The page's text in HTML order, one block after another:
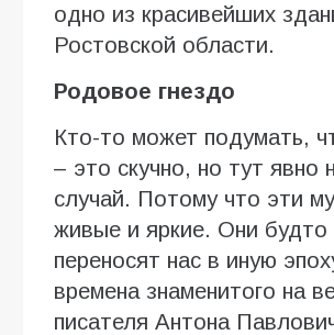
одно из красивейших
Ростовской области.
Родовое гнездо
Кто-то может подумать,
– это скучно, но тут явно
случай. Потому что эти
живые и яркие. Они будто
переносят нас в иную
времена знаменитого на
писателя Антона